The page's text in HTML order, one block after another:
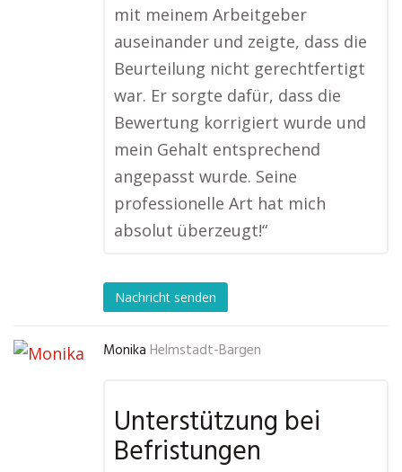
mit meinem Arbeitgeber
auseinander und zeigte, dass die
Beurteilung nicht gerechtfertigt
war. Er sorgte dafür, dass die
Bewertung korrigiert wurde und
mein Gehalt entsprechend
angepasst wurde. Seine
professionelle Art hat mich
absolut überzeugt!“
Nachricht senden
Monika Helmstadt-Bargen
Unterstützung bei
Befristungen